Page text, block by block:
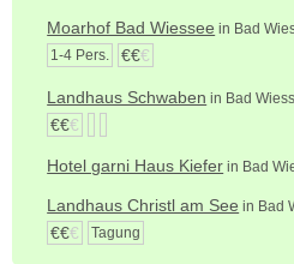
Moarhof Bad Wiessee in Bad
1-4 Pers.
€€€
Landhaus Schwaben in Bad
€€€
Hotel garni Haus Kiefer in Bad
Landhaus Christl am See in Bad
€€€ Tagung